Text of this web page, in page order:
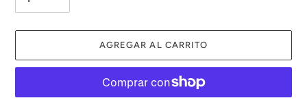
AGREGAR AL CARRITO